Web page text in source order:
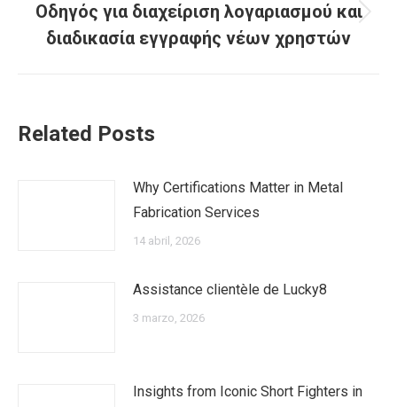
Next
post:
Οδηγός για διαχείριση λογαριασμού και
διαδικασία εγγραφής νέων χρηστών
Related Posts
Why Certifications Matter in Metal
Fabrication Services
14 abril, 2026
Assistance clientèle de Lucky8
3 marzo, 2026
Insights from Iconic Short Fighters in